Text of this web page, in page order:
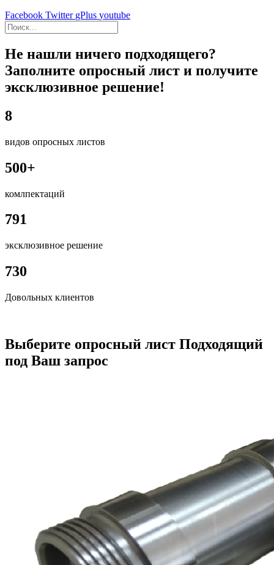
Facebook Twitter gPlus youtube
Не нашли ничего подходящего?
Заполните опросный лист и получите
эксклюзивное решение!
8
видов опросных листов
500+
комлпектаций
791
эксклюзивное решение
730
Довольных клиентов
Выберите опросный лист Подходящий
под Ваш запрос